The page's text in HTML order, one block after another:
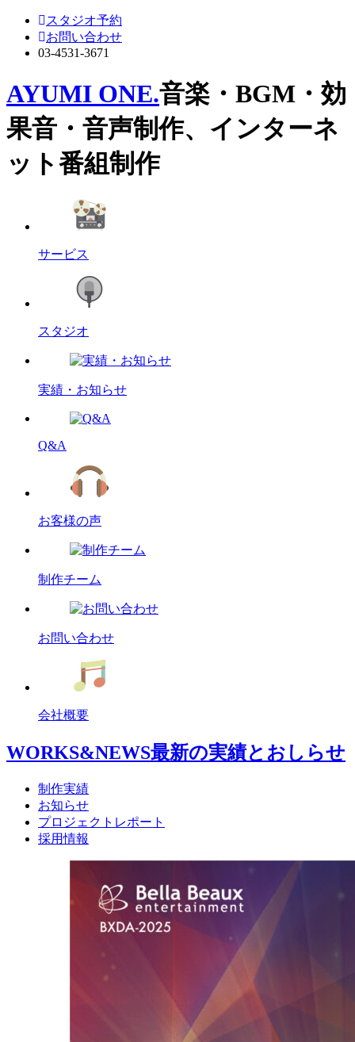
スタジオ予約
お問い合わせ
03-4531-3671
AYUMI ONE.音楽・BGM・効
果音・音声制作、インターネ
ット番組制作
サービス
スタジオ
実績・お知らせ
Q&A
お客様の声
制作チーム
お問い合わせ
会社概要
WORKS&NEWS最新の実績とおしらせ
制作実績
お知らせ
プロジェクトレポート
採用情報